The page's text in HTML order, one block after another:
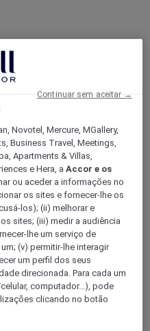
perto de
Roma
as mais de 45
to view available hotels and
Novotel, Mercure, MGallery,
Business Travel, Meetings,
Apartments & Villas,
e Hera, aAccor e os
ou aceder a informações no
os sites e fornecer-lhe os
los); (ii) melhorar e
sites; (iii) medir a audiência
lhe um serviço de
(v) permitir-lhe interagir
um perfil dos seus
direcionada. Para cada um
computador...), pode
clicando no botão
Continuar sem aceitar →